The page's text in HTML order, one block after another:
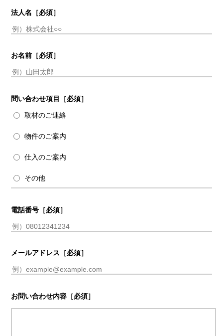
法人名 ［必須］
お名前 ［必須］
問い合わせ項目 ［必須］
取材のご連絡
物件のご案内
仕入のご案内
その他
電話番号 ［必須］
メールアドレス ［必須］
お問い合わせ内容 ［必須］